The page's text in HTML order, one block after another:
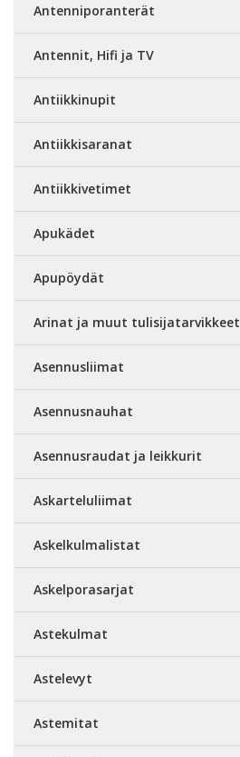
Antenniporanterät
Antennit, Hifi ja TV
Antiikkinupit
Antiikkisaranat
Antiikkivetimet
Apukädet
Apupöydät
Arinat ja muut tulisijatarvikkeet
Asennusliimat
Asennusnauhat
Asennusraudat ja leikkurit
Askarteluliimat
Askelkulmalistat
Askelporasarjat
Astekulmat
Astelevyt
Astemitat